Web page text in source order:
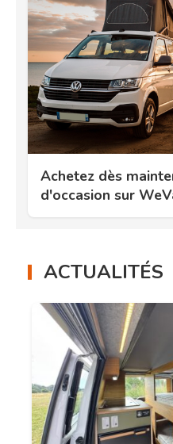
Achetez dès
d'occasion sur
ACTUALITÉS